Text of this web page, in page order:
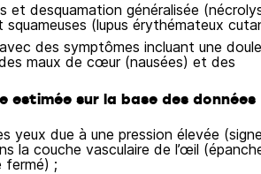
et desquamation généralisée
(lupus érythémateux
des symptômes incluant une
maux de cœur (nausées) et des
sur la base des données
yeux due à une pression élevée
la couche vasculaire de l’œil
fermé) ;